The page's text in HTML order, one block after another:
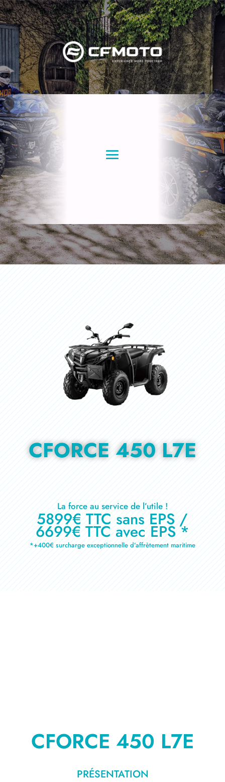
CFORCE 450 L7E
La force au service de l’utile !
5899€ TTC sans EPS /
6699€ TTC avec EPS *
*+400€ surcharge exceptionnelle d’affrètement maritime
CFORCE 450 L7E
PRÉSENTATION